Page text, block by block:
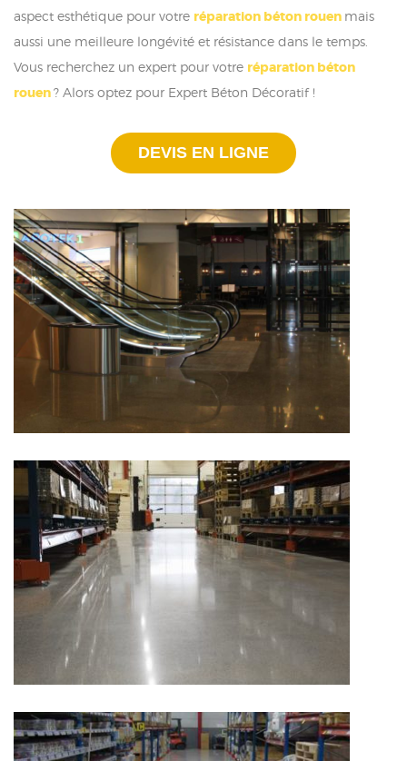
aspect esthétique pour votre réparation béton rouen mais
aussi une meilleure longévité et résistance dans le temps.
Vous recherchez un expert pour votre réparation béton
rouen? Alors optez pour Expert Béton Décoratif !
DEVIS EN LIGNE